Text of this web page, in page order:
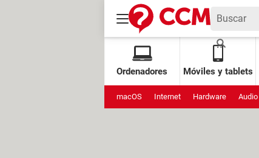
Ordenadores Móviles y tablets
macOS Internet Hardware Audio